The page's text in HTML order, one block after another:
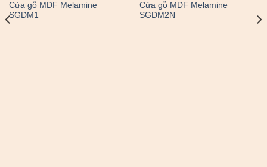
Cửa gỗ MDF Melamine
SGDM1
Cửa gỗ MDF Melamine
SGDM2N